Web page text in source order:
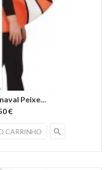
Peixe...
€
CARRINHO search